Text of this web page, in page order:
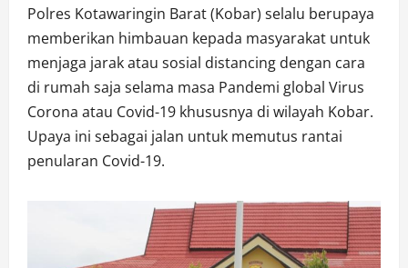
Polres Kotawaringin Barat (Kobar) selalu berupaya
memberikan himbauan kepada masyarakat untuk
menjaga jarak atau sosial distancing dengan cara
di rumah saja selama masa Pandemi global Virus
Corona atau Covid-19 khususnya di wilayah Kobar.
Upaya ini sebagai jalan untuk memutus rantai
penularan Covid-19.